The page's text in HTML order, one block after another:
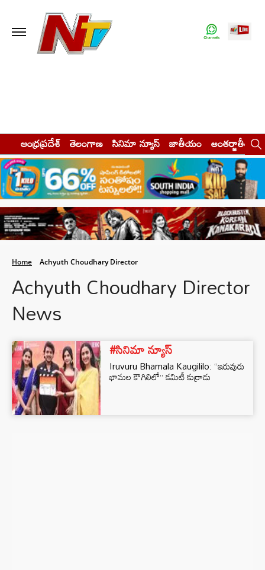
ఆంధ్రప్రదేశ్ తెలంగాణ సినిమా న్యూస్ జాతీయం అంతర్జాతీయం
Home Achyuth Choudhary Director
Achyuth Choudhary Director
News
#సినిమా న్యూస్
Iruvuru Bhamala Kaugililo: ‘‘ఇరువురు
భామల కౌగిలిలో’’ కమిటీ కుర్రాడు